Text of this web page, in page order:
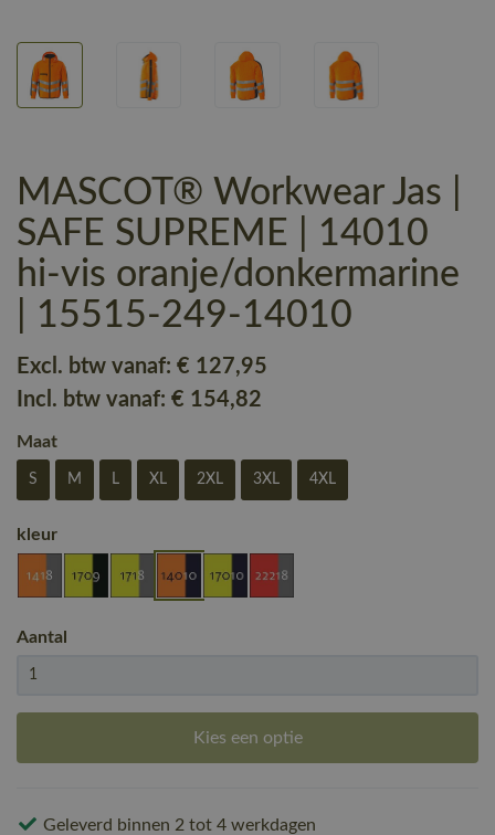
MASCOT® Workwear Jas |
SAFE SUPREME | 14010
hi-vis oranje/donkermarine
| 15515-249-14010
Excl. btw vanaf: € 127,95
Incl. btw vanaf: € 154,82
Maat
S M L XL 2XL 3XL 4XL
kleur
Aantal
Kies een optie
Geleverd binnen 2 tot 4 werkdagen